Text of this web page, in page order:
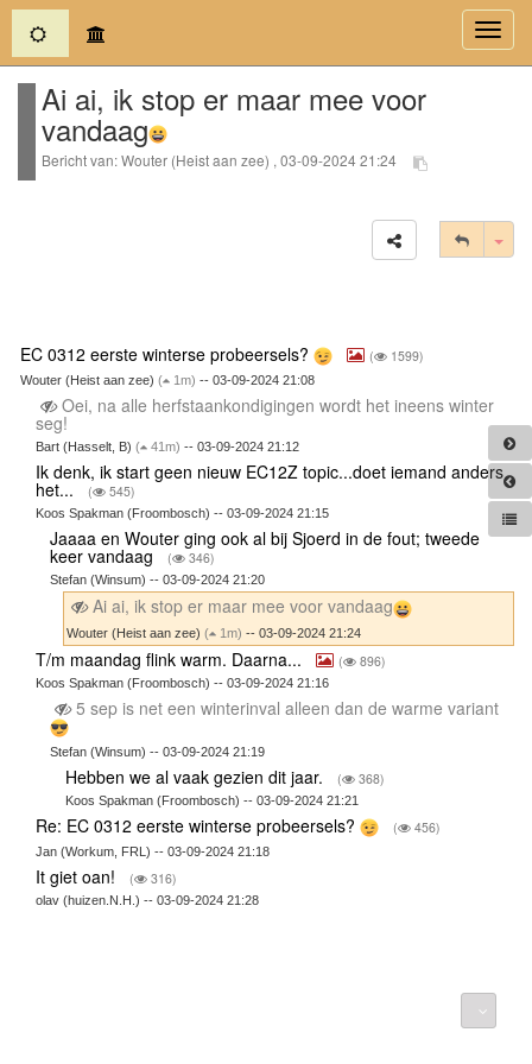
(current)
Ai ai, ik stop er maar mee voor
vandaag
Bericht van: Wouter (Heist aan zee) , 03-09-2024 21:24
EC 0312 eerste winterse probeersels? ( 1599)
Wouter (Heist aan zee) ( 1m) -- 03-09-2024 21:08
Oei, na alle herfstaankondigingen wordt het ineens winter
seg!
Bart (Hasselt, B) ( 41m) -- 03-09-2024 21:12
Ik denk, ik start geen nieuw EC12Z topic...doet iemand anders
het... ( 545)
Koos Spakman (Froombosch) -- 03-09-2024 21:15
Jaaaa en Wouter ging ook al bij Sjoerd in de fout; tweede
keer vandaag ( 346)
Stefan (Winsum) -- 03-09-2024 21:20
Ai ai, ik stop er maar mee voor vandaag
Wouter (Heist aan zee) ( 1m) -- 03-09-2024 21:24
T/m maandag flink warm. Daarna... ( 896)
Koos Spakman (Froombosch) -- 03-09-2024 21:16
5 sep is net een winterinval alleen dan de warme variant
Stefan (Winsum) -- 03-09-2024 21:19
Hebben we al vaak gezien dit jaar. ( 368)
Koos Spakman (Froombosch) -- 03-09-2024 21:21
Re: EC 0312 eerste winterse probeersels? ( 456)
Jan (Workum, FRL) -- 03-09-2024 21:18
It giet oan! ( 316)
olav (huizen.N.H.) -- 03-09-2024 21:28